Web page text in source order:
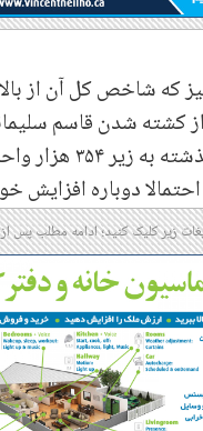
کشته شدن قاسم
جمعه هفته گذشته به
دوباره افزایش
زیر کلیک کنید؛ ادامه مطلب پس از